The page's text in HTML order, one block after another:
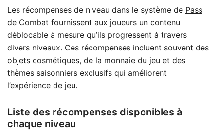
Les récompenses de niveau dans le système de Pass
de Combat fournissent aux joueurs un contenu
déblocable à mesure qu’ils progressent à travers
divers niveaux. Ces récompenses incluent souvent des
objets cosmétiques, de la monnaie du jeu et des
thèmes saisonniers exclusifs qui améliorent
l’expérience de jeu.
Liste des récompenses disponibles à
chaque niveau